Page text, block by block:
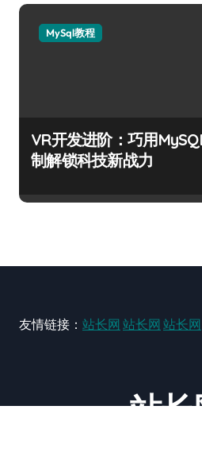
MySql教程
VR开发进阶：巧用
制解锁科技新战力
友情链接： 站长网 站长网 站长网
站长